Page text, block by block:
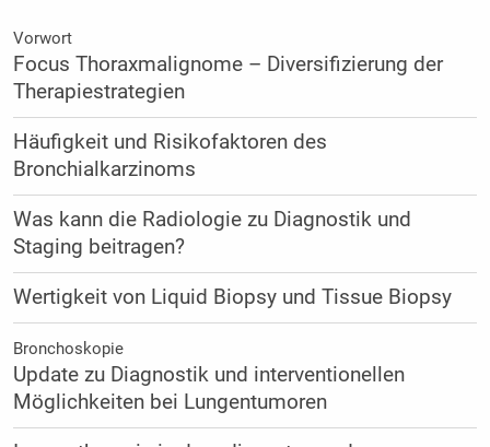
Vorwort
Focus Thoraxmalignome – Diversifizierung der
Therapiestrategien
Häufigkeit und Risikofaktoren des
Bronchialkarzinoms
Was kann die Radiologie zu Diagnostik und
Staging beitragen?
Wertigkeit von Liquid Biopsy und Tissue Biopsy
Bronchoskopie
Update zu Diagnostik und interventionellen
Möglichkeiten bei Lungentumoren